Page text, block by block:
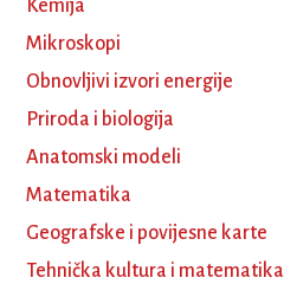
Kemija
Mikroskopi
Obnovljivi izvori energije
Priroda i biologija
Anatomski modeli
Matematika
Geografske i povijesne karte
Tehnička kultura i matematika